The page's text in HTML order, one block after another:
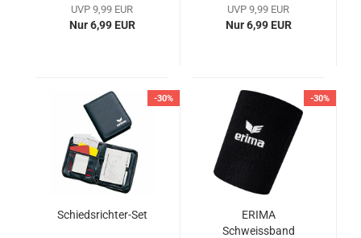
UVP 9,99 EUR
Nur 6,99 EUR
UVP 9,99 EUR
Nur 6,99 EUR
-30%
Schiedsrichter-Set
-30%
ERIMA
Schweissband